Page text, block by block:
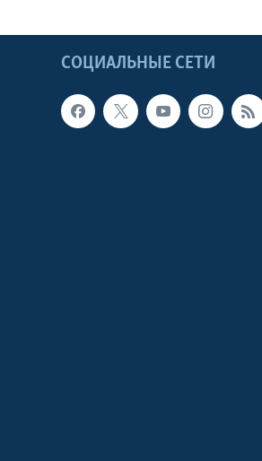
СОЦИАЛЬНЫЕ СЕТИ